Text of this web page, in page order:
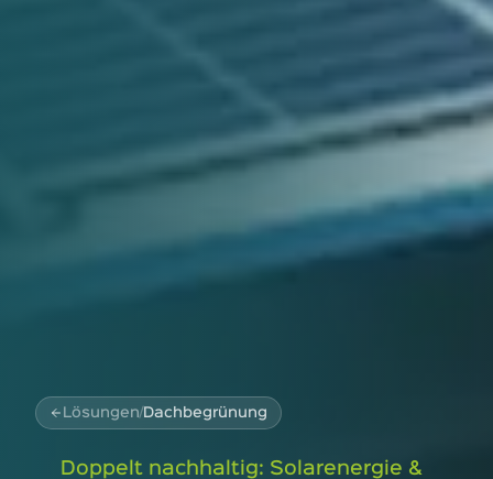
Lösungen/Dachbegrünung
Doppelt nachhaltig: Solarenergie &